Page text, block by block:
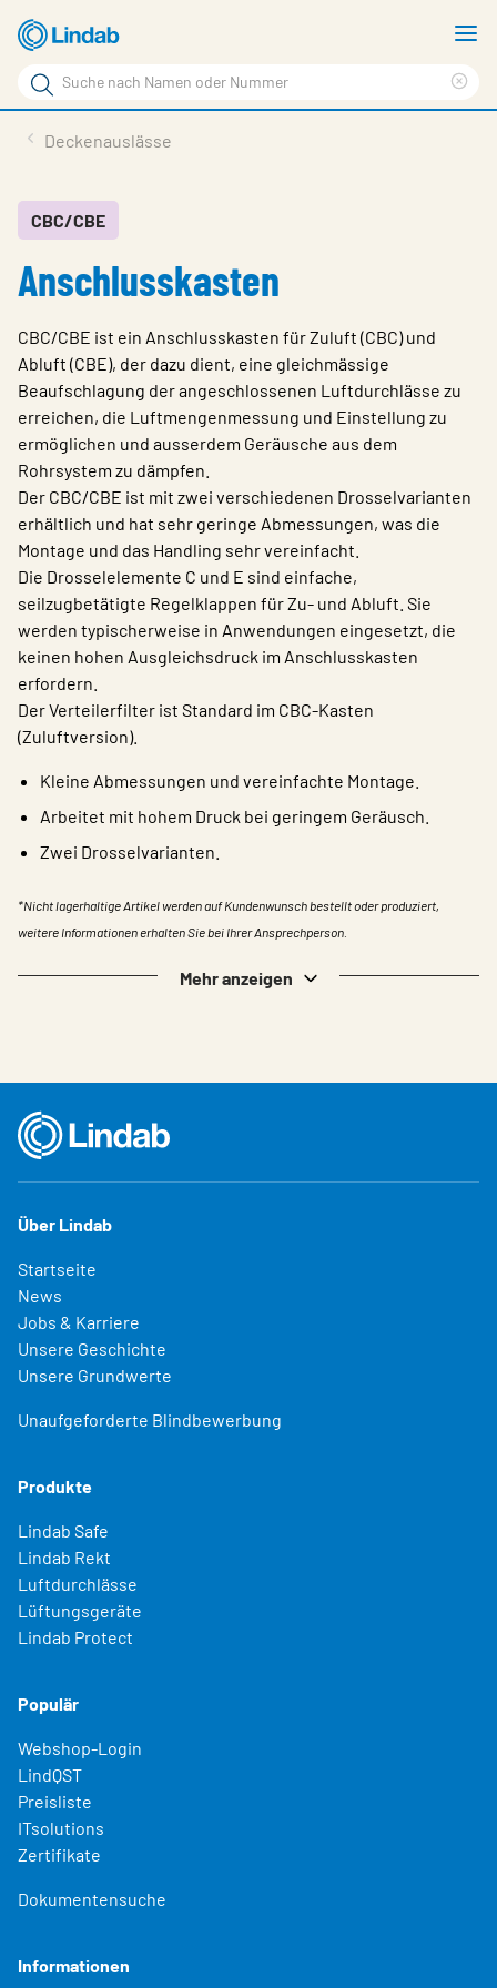
Zum
Hauptinhalt
Suchbegriff
Seite
durchsuchen
Im Fokus
Über Lindab
Downloads
Sprache wählen
Deckenauslässe
CBC/CBE
Anschlusskasten
CBC/CBE ist ein Anschlusskasten für Zuluft (CBC) und
Abluft (CBE), der dazu dient, eine gleichmässige
Beaufschlagung der angeschlossenen Luftdurchlässe zu
erreichen, die Luftmengenmessung und Einstellung zu
ermöglichen und ausserdem Geräusche aus dem
Rohrsystem zu dämpfen.
Der CBC/CBE ist mit zwei verschiedenen Drosselvarianten
erhältlich und hat sehr geringe Abmessungen, was die
Montage und das Handling sehr vereinfacht.
Die Drosselelemente C und E sind einfache,
seilzugbetätigte Regelklappen für Zu- und Abluft. Sie
werden typischerweise in Anwendungen eingesetzt, die
keinen hohen Ausgleichsdruck im Anschlusskasten
erfordern.
Der Verteilerfilter ist Standard im CBC-Kasten
(Zuluftversion).
Kleine Abmessungen und vereinfachte Montage.
Arbeitet mit hohem Druck bei geringem Geräusch.
Zwei Drosselvarianten.
*Nicht lagerhaltige Artikel werden auf Kundenwunsch bestellt oder produziert,
weitere Informationen erhalten Sie bei Ihrer Ansprechperson.
Mehr anzeigen
Über Lindab
Startseite
News
Jobs & Karriere
Unsere Geschichte
Unsere Grundwerte
Unaufgeforderte Blindbewerbung
Produkte
Lindab Safe
Lindab Rekt
Luftdurchlässe
Lüftungsgeräte
Lindab Protect
Populär
Webshop-Login
LindQST
Preisliste
ITsolutions
Zertifikate
Dokumentensuche
Informationen